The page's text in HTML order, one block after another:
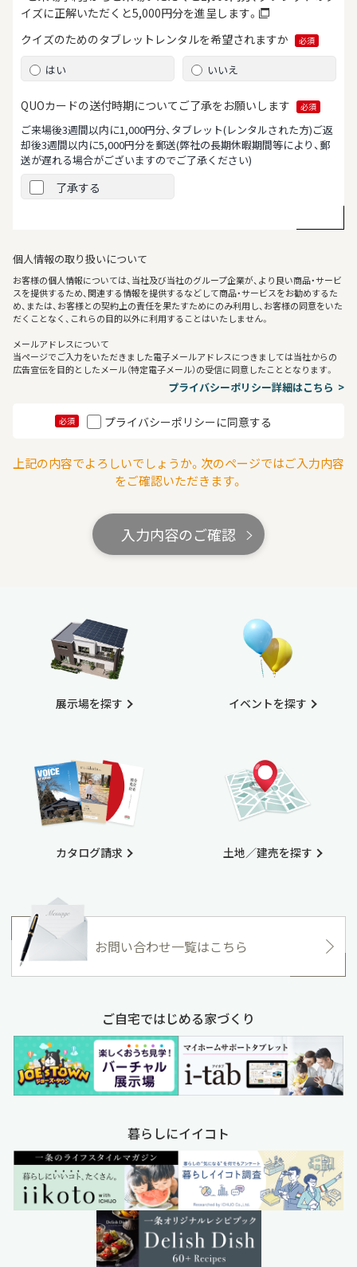
イズに正解いただくと5,000円分を進呈します。
クイズのためのタブレット レンタルを希望されますか 必須
はい いいえ
QUOカードの送付時期について ご了承をお願いします 必須
ご来場後3週間以内に1,000円分、タブレット(レンタルされた方)ご返
却後3週間以内に5,000円分を郵送(弊社の長期休暇期間等により、郵
送が遅れる場合がございますのでご了承ください)
了承する
個人情報の取り扱いについて
お客様の個人情報については、当社及び当社のグループ企業が、より良い商品・サービ
スを提供するため、関連する情報を提供するなどして商品・サービスをお勧めするた
め、または、お客様との契約上の責任を果たすためにのみ利用し、お客様の同意をいた
だくことなく、これらの目的以外に利用することはいたしません。
メールアドレスについて
当ページでご入力をいただきました電子メールアドレスにつきましては当社からの
広告宣伝を目的としたメール（特定電子メール）の受信に同意したこととなります。
プライバシーポリシー詳細はこちら
必須 プライバシーポリシーに同意する
上記の内容でよろしいでしょうか。次のページではご入力内容
をご確認いただきます。
入力内容のご確認
展示場を探す
カタログ請求
イベントを探す
土地／建売を探す
お問い合わせ一覧はこちら
ご自宅ではじめる家づくり
暮らしにイイコト